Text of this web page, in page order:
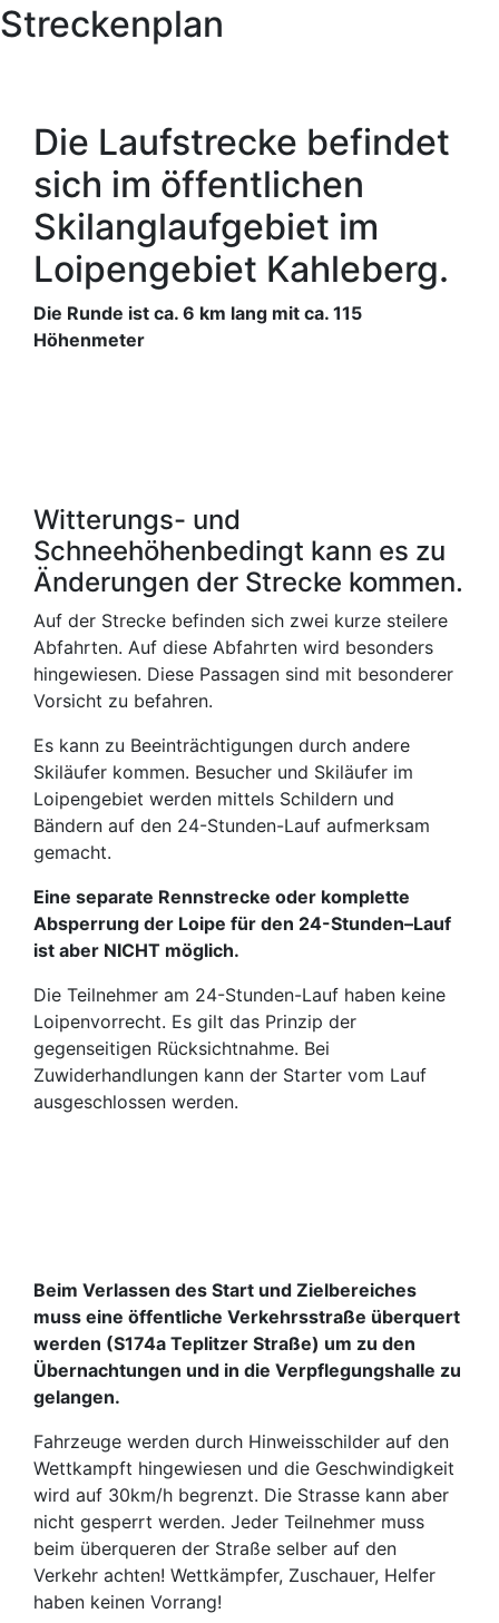
Streckenplan
Die Laufstrecke befindet
sich im öffentlichen
Skilanglaufgebiet im
Loipengebiet Kahleberg.
Die Runde ist ca. 6 km lang mit ca. 115
Höhenmeter
Witterungs- und
Schneehöhenbedingt kann es zu
Änderungen der Strecke kommen.
Auf der Strecke befinden sich zwei kurze steilere
Abfahrten. Auf diese Abfahrten wird besonders
hingewiesen. Diese Passagen sind mit besonderer
Vorsicht zu befahren.
Es kann zu Beeinträchtigungen durch andere
Skiläufer kommen. Besucher und Skiläufer im
Loipengebiet werden mittels Schildern und
Bändern auf den 24-Stunden-Lauf aufmerksam
gemacht.
Eine separate Rennstrecke oder komplette
Absperrung der Loipe für den 24-Stunden–Lauf
ist aber NICHT möglich.
Die Teilnehmer am 24-Stunden-Lauf haben keine
Loipenvorrecht. Es gilt das Prinzip der
gegenseitigen Rücksichtnahme. Bei
Zuwiderhandlungen kann der Starter vom Lauf
ausgeschlossen werden.
Beim Verlassen des Start und Zielbereiches
muss eine öffentliche Verkehrsstraße überquert
werden (S174a Teplitzer Straße) um zu den
Übernachtungen und in die Verpflegungshalle zu
gelangen.
Fahrzeuge werden durch Hinweisschilder auf den
Wettkampft hingewiesen und die Geschwindigkeit
wird auf 30km/h begrenzt. Die Strasse kann aber
nicht gesperrt werden. Jeder Teilnehmer muss
beim überqueren der Straße selber auf den
Verkehr achten! Wettkämpfer, Zuschauer, Helfer
haben keinen Vorrang!